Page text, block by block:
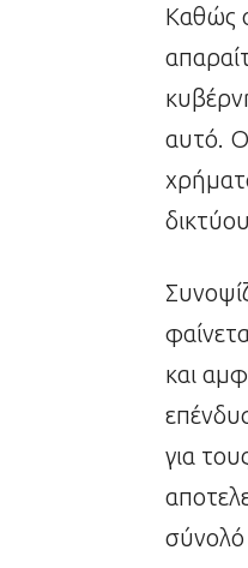
Καθώς
αυτό.
και
για
σύνολό